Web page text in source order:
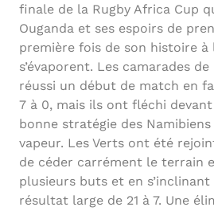
finale de la Rugby Africa Cup
Ouganda et ses espoirs de
première fois de son histoire
s’évaporent. Les camarades
réussi un début de match en
7 à 0, mais ils ont fléchi devant
bonne stratégie des
vapeur. Les Verts ont été
de céder carrément le terrain
plusieurs buts et en
résultat large de 21 à 7. Une